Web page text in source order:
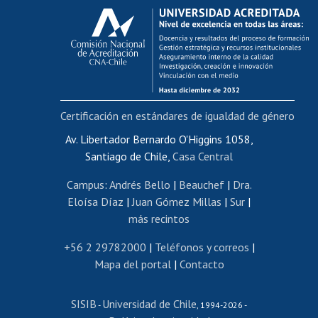
Calificación académica
Postulación al AUCAI
Funcionarias/os
Cursos internos de capacitación
Bienestar del personal
Portal de movilidad interna
Certificado de renta
Certificado de renta honorarios
Editar páginas blancas
Extranjeras/os
Revalidación y reconocimiento de títulos
Postulación al Programa de Movilidad Estudiantil
Cursos de español
Av. Libertador Bernardo O'Higgins 1058,
Santiago de Chile, Casa Central
Campus: Andrés Bello | Beauchef| Dra.
Eloísa Díaz | Juan Gómez Millas | Sur |
más recintos
+56 2 29782000 | Teléfonos y correos |
Mapa del portal| Contacto
SISIB - Universidad de Chile , 1994-2026 -
Certificación en estándares de igualdad de género